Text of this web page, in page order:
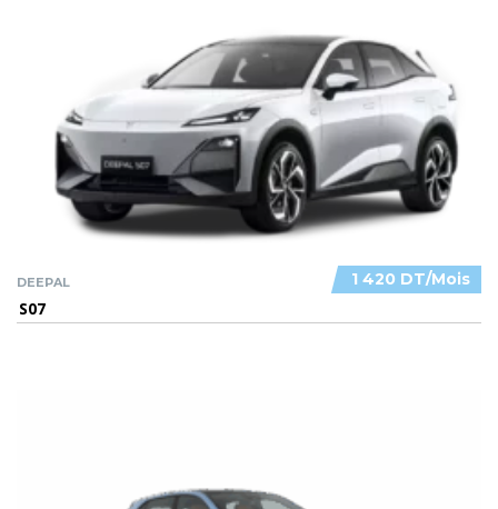
1 420 DT/Mois
DEEPAL
S07